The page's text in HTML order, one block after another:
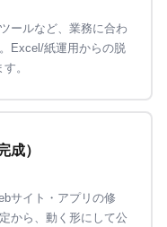
ールなど、業務に合わ
Excel/紙運用からの脱
。
成）
サイト・アプリの修
から、動く形にして公